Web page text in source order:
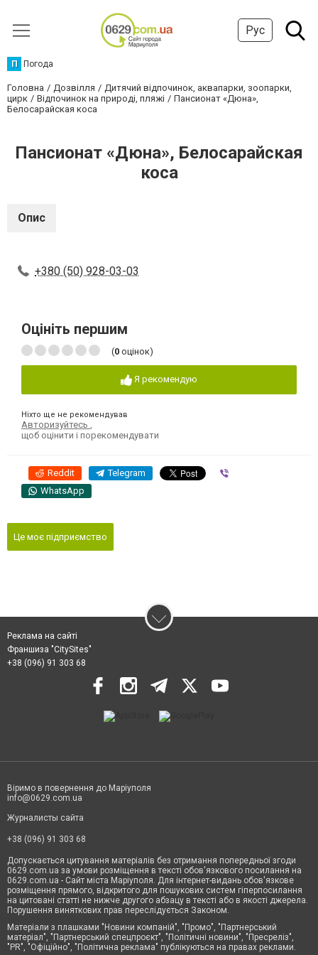
Рус
П Погода
Головна Дозвілля
Дитячий відпочинок, аквапарки, зоопарки,
цирк
Відпочинок на природі, пляжі
Пансионат «Дюна»,
Белосарайская коса
Пансионат «Дюна», Белосарайская
коса
Опис
+380 (50) 928-03-03
Оцініть першим
(0 оцінок)
Я рекомендую
Ніхто ще не рекомендував
Авторизуйтесь
щоб оцінити і порекомендувати
Reddit Telegram
WhatsApp
Це моє підприємство
Реклама на сайті
Франшиза "CitySites"
+38 (096) 91 303 68
Віримо в повернення до Маріуполя
info@0629.com.ua
Журналисты сайта
+38 (096) 91 303 68
Допускається цитування матеріалів без отримання попередньої згоди
0629.com.ua за умови розміщення в тексті обов'язкового посилання на
0629.com.ua - Сайт міста Маріуполя. Для інтернет-видань обов'язкове
розміщення прямого, відкритого для пошукових систем гіперпосилання
на цитовані статті не нижче другого абзацу в тексті або в якості джерела.
Порушення виняткових прав переслідується Законом.
Матеріали з плашками "Новини компаній", "Промо", "Партнерський
матеріал", "Партнерський спецпроєкт", "Політичні новини", "Пресреліз",
"PR", "Офіційно", "Політична реклама" публікуються на правах реклами.